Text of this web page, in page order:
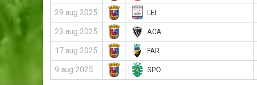
29 aug 2025 LEI
23 aug 2025 ACA
17 aug 2025 FAR
9 aug 2025 SPO